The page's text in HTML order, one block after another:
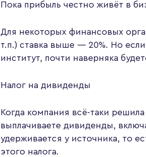
Пока прибыль честно живёт в
Для некоторых финансовых
т.п.) ставка выше — 20%. Но
институт, почти наверняка
Налог на дивиденды
Когда компания всё-таки
выплачиваете дивиденды,
удерживается у источника, то
этого налога.